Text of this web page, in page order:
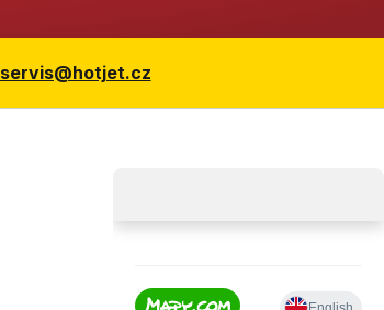
servis@hotjet.cz